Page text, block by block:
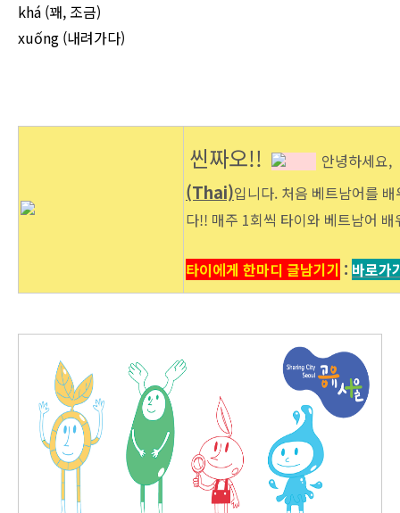
khá (꽤, 조금)
xuống (내려가다)
씬짜오!! 안녕하세요
(Thai)입니다. 처음 베트남어를
다!! 매주 1회씩 타이와 베트남어
타이에게 한마디 글남기기 : 바로가